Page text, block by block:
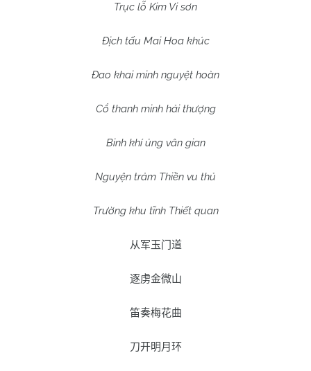
Trục lỗ Kim Vi sơn
Địch tấu Mai Hoa khúc
Đao khai minh nguyệt hoàn
Cổ thanh minh hải thượng
Binh khí ủng vân gian
Nguyện trảm Thiền vu thủ
Trường khu tĩnh Thiết quan
从军玉门道
逐虏金微山
笛奏梅花曲
刀开明月环